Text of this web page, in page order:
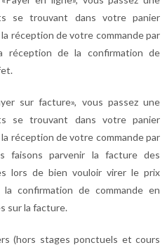
se trouvant dans votre panier
réception de votre commande par
réception de la confirmation de
sur facture», vous passez une
se trouvant dans votre panier
réception de votre commande par
faisons parvenir la facture des
lors de bien vouloir virer le prix
confirmation de commande en
sur la facture.
(hors stages ponctuels et cours